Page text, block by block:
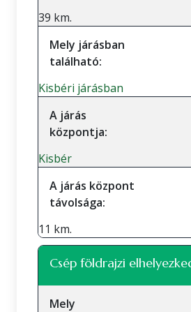
39 km.
Mely járásban
található:
Kisbéri járásban
A járás
központja:
Kisbér
A járás központ
távolsága:
11 km.
Csép földrajzi
Mely